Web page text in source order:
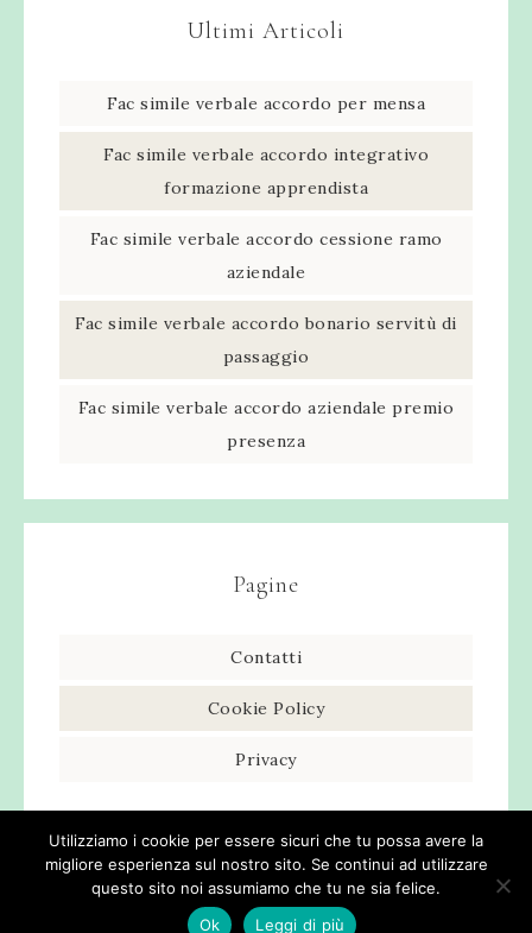
Ultimi Articoli
Fac simile verbale accordo per mensa​
Fac simile verbale accordo integrativo
formazione apprendista​
Fac simile verbale accordo cessione ramo
aziendale​
Fac simile verbale accordo bonario servitù di
passaggio​
Fac simile verbale accordo aziendale premio
presenza​
Pagine
Contatti
Cookie Policy
Privacy
Utilizziamo i cookie per essere sicuri che tu possa avere la
migliore esperienza sul nostro sito. Se continui ad utilizzare
questo sito noi assumiamo che tu ne sia felice.
Ok
Leggi di più